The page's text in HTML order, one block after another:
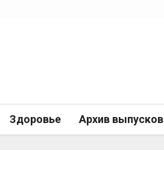
Здоровье Архив выпусков